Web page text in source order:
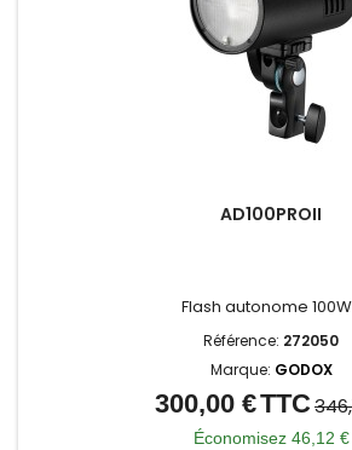
AD100PROII
Flash autonome
Référence: 272050
Marque: GODOX
Prix
Prix
de
300,00 €TTC
Économisez 46,12 €